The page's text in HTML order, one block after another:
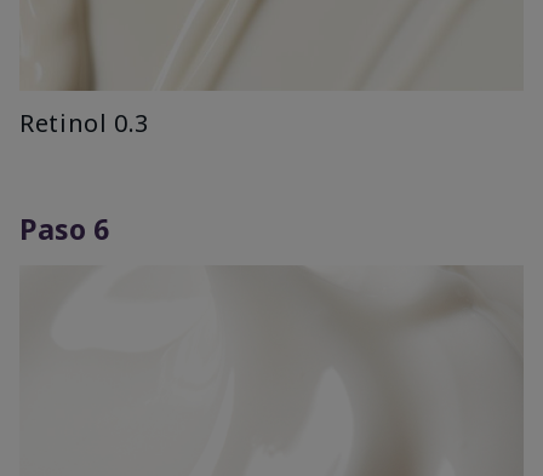
Retinol 0.3
Paso 6